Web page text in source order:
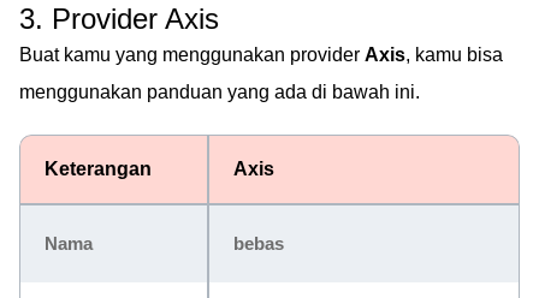
3. Provider Axis
Buat kamu yang menggunakan provider Axis, kamu bisa
menggunakan panduan yang ada di bawah ini.
Keterangan Axis
Nama bebas